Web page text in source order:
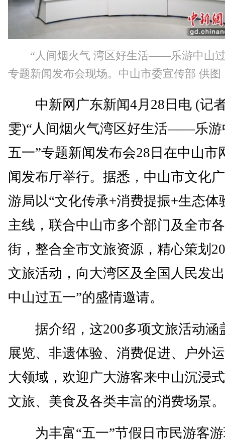
“人间烟火气 湾区好生活——乐游中山
专题新闻发布会现场。中山市委宣传部 供图
中新网广东新闻4月28日电 (记
雯)“人间烟火气湾区好生活——乐游
五一”专题新闻发布会28日在中山市
闻发布厅举行。据悉，中山市文化
游局以“文化传承+消费提振+生态体
主线，联合中山市多个部门及全市
街，整合全市文旅资源，精心策划
文旅活动，向大湾区及全国人民发
中山过五一”的盛情邀请。
据介绍，这200多项文旅活动涵
展览、非遗体验、消费促进、户外
大领域，欢迎广大游客来中山沉浸
文旅、美食及各类丰富的消费场景。
为丰富“五一”节假日市民游客游